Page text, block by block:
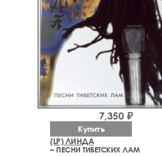
(LP) ЛИНДА
– ПЕСНИ ТИБЕТСКИХ ЛАМ
7,350 ₽
Купить